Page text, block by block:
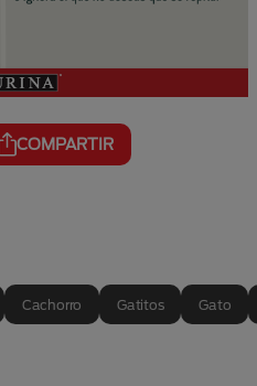
COMPARTIR
Cachorro Gatitos Gato